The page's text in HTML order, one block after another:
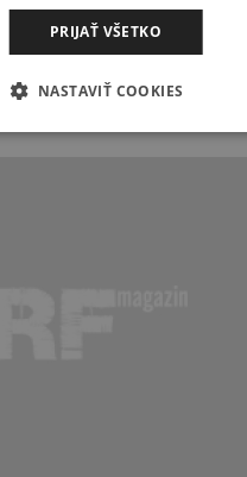
predstaviteľom
PRIJAŤ VŠETKO
NASTAVIŤ COOKIES